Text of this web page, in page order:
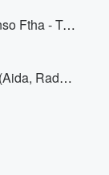
Aida, Act IV Scene 2: Finale: Immenso Ftha - Triste canto (Sacerdotesse, Sacerdoti, Aida, Radames)
Aida, Act IV Scene 2: O terra addio (Aida, Radames, Chorus, Amneris)